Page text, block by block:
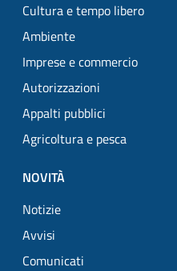
Cultura e tempo libero
Ambiente
Imprese e commercio
Autorizzazioni
Appalti pubblici
Agricoltura e pesca
NOVITÀ
Notizie
Avvisi
Comunicati